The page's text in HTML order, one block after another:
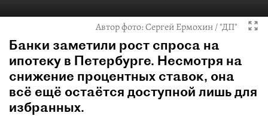
Автор фото:Сергей Ермохин / "ДП"
Банки заметили рост спроса на
ипотеку в Петербурге. Несмотря на
снижение процентных ставок, она
всё ещё остаётся доступной лишь для
избранных.